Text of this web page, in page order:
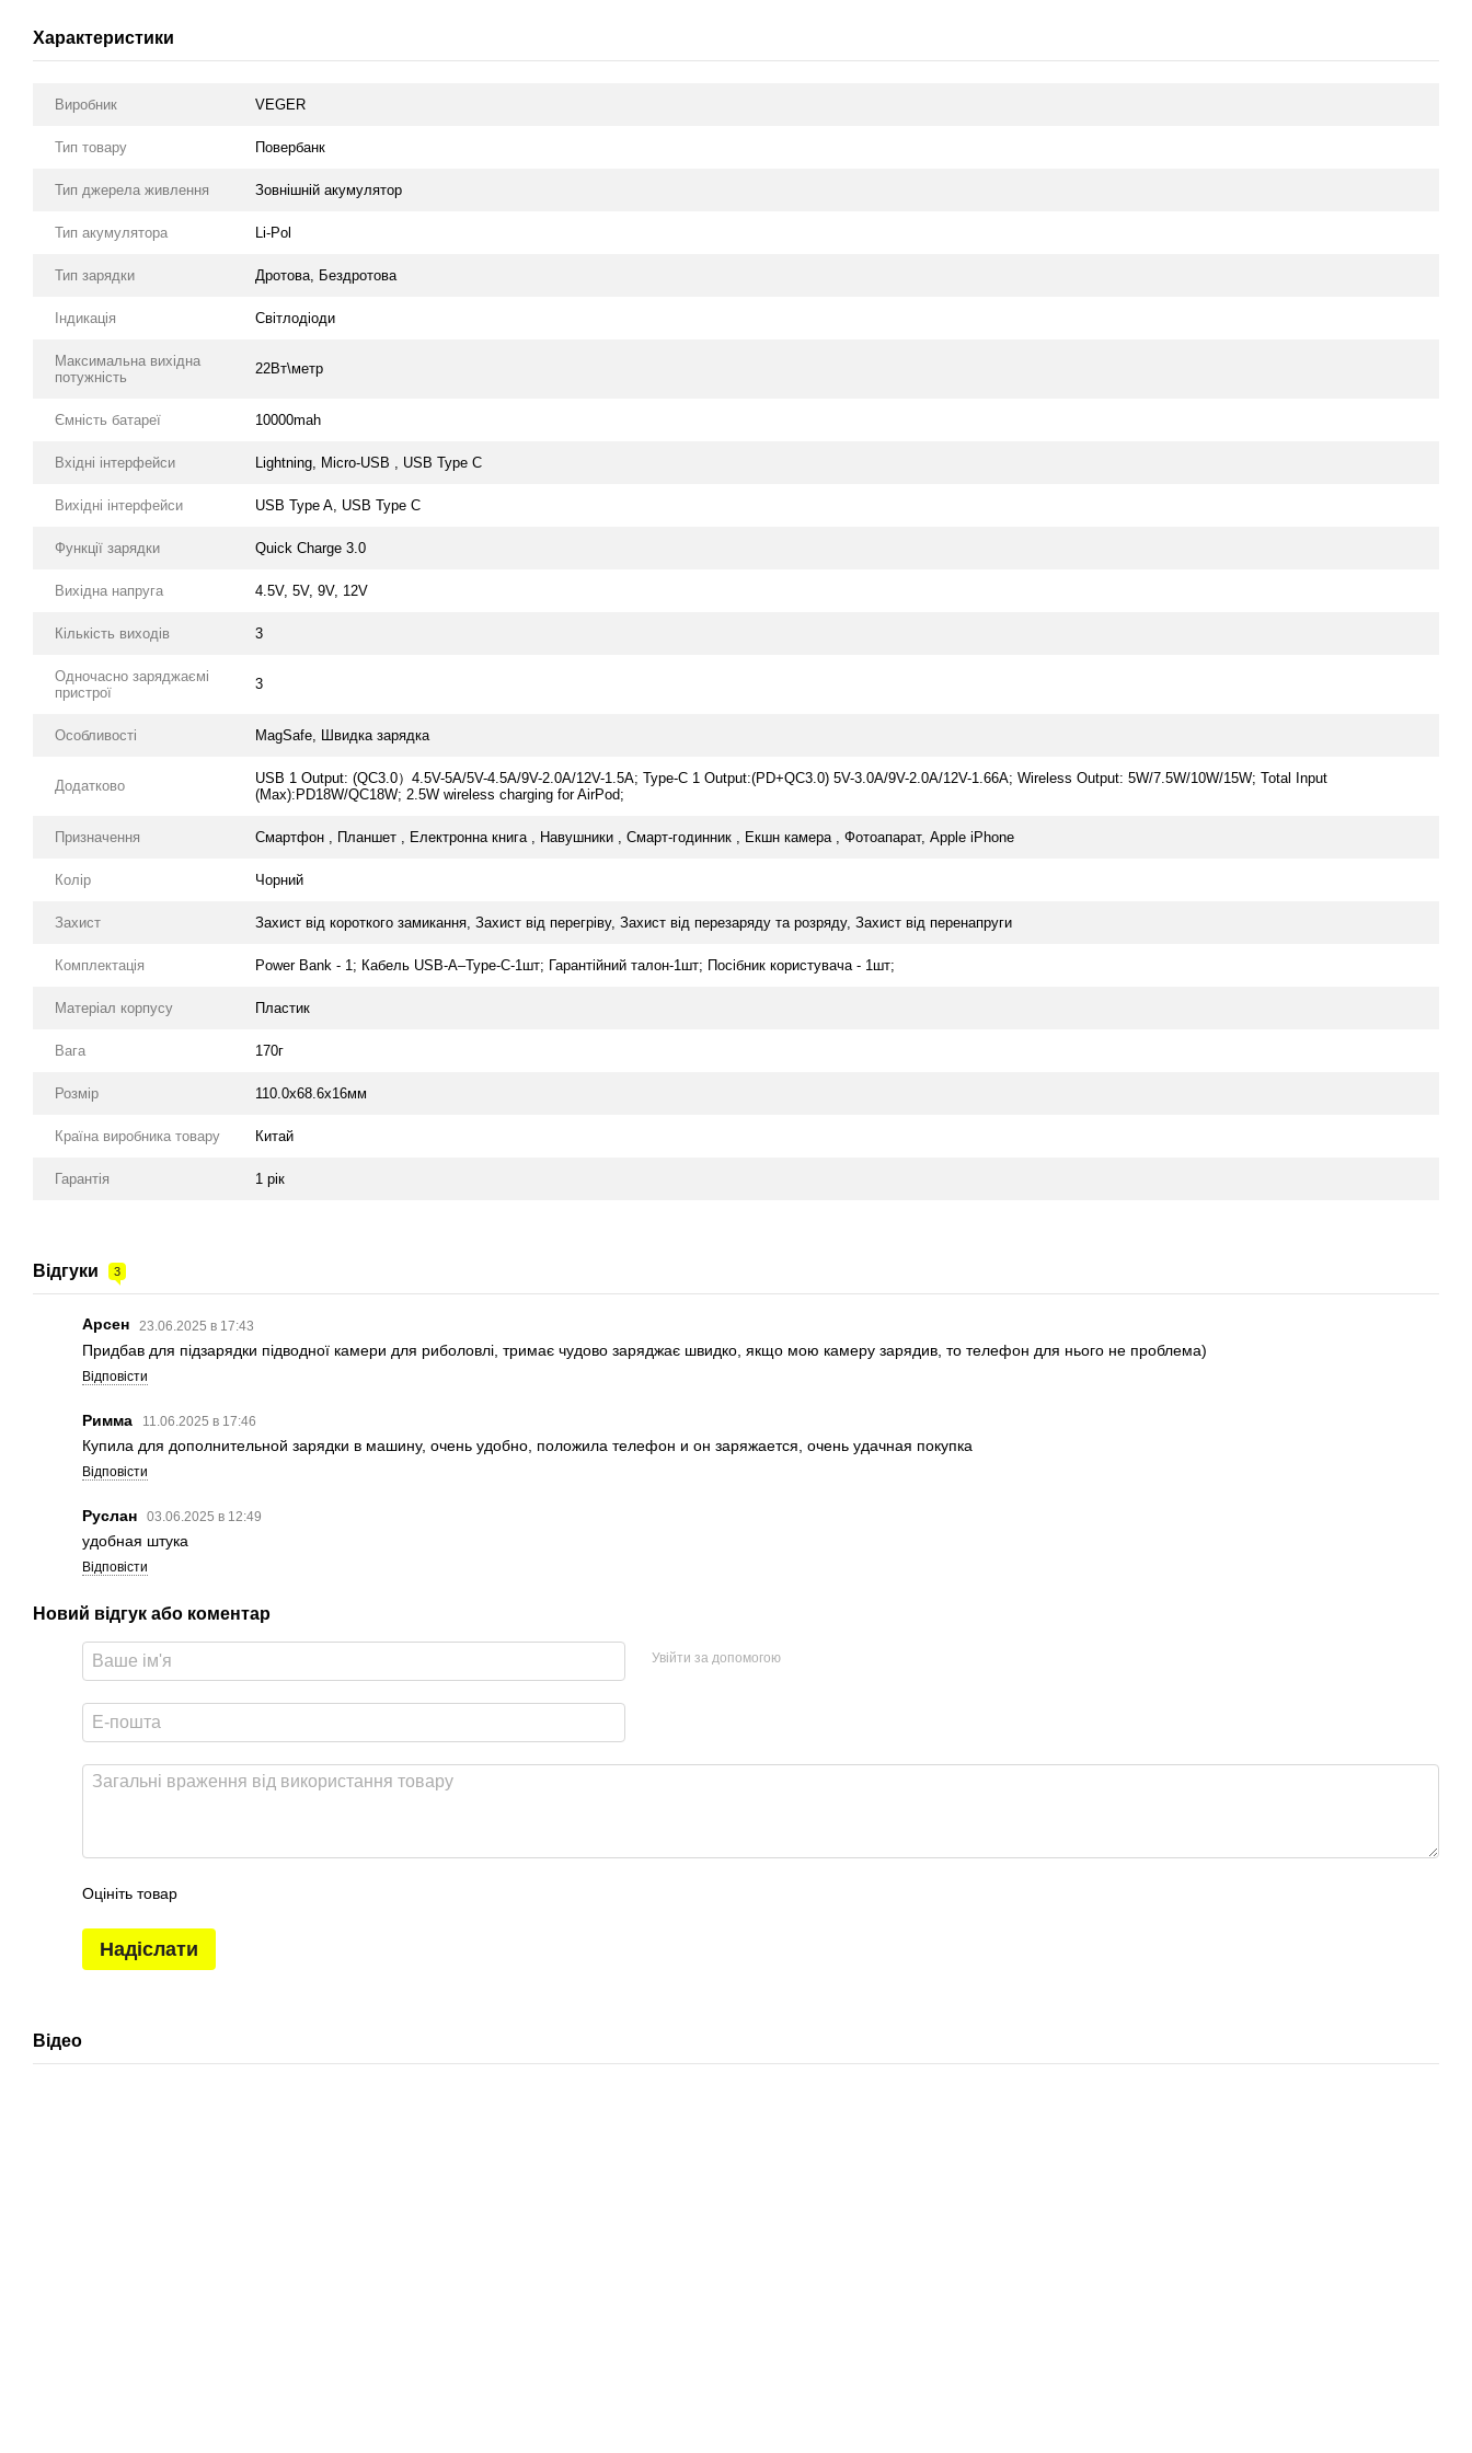
Характеристики
Виробник VEGER
Тип товару Повербанк
Тип джерела живлення Зовнішній акумулятор
Тип акумулятора Li-Pol
Тип зарядки Дротова, Бездротова
Індикація Світлодіоди
Максимальна вихідна
потужність
22Вт\метр
Ємність батареї 10000mah
Вхідні інтерфейси Lightning, Micro-USB , USB Type С
Вихідні інтерфейси USB Type A, USB Type С
Функції зарядки Quick Charge 3.0
Вихідна напруга 4.5V, 5V, 9V, 12V
Кількість виходів 3
Одночасно заряджаємі
пристрої
3
Особливості MagSafe, Швидка зарядка
Додатково
USB 1 Output: (QC3.0）4.5V-5A/5V-4.5A/9V-2.0A/12V-1.5A; Type-C 1 Output:(PD+QC3.0) 5V-3.0A/9V-2.0A/12V-1.66A; Wireless Output: 5W/7.5W/10W/15W; Total Input
(Max):PD18W/QC18W; 2.5W wireless charging for AirPod;
Призначення Смартфон , Планшет , Електронна книга , Навушники , Смарт-годинник , Екшн камера , Фотоапарат, Apple iPhone
Колір Чорний
Захист Захист від короткого замикання, Захист від перегріву, Захист від перезаряду та розряду, Захист від перенапруги
Комплектація Power Bank - 1; Кабель USB-A–Type-C-1шт; Гарантійний талон-1шт; Посібник користувача - 1шт;
Матеріал корпусу Пластик
Вага 170г
Розмір 110.0х68.6х16мм
Країна виробника товару Китай
Гарантія 1 рік
Відгуки 3
Арсен 23.06.2025 в 17:43
Придбав для підзарядки підводної камери для риболовлі, тримає чудово заряджає швидко, якщо мою камеру зарядив, то телефон для нього не проблема)
Відповісти
Римма 11.06.2025 в 17:46
Купила для дополнительной зарядки в машину, очень удобно, положила телефон и он заряжается, очень удачная покупка
Відповісти
Руслан 03.06.2025 в 12:49
удобная штука
Відповісти
Новий відгук або коментар
Увійти за допомогою
Оцініть товар
Надіслати
Відео